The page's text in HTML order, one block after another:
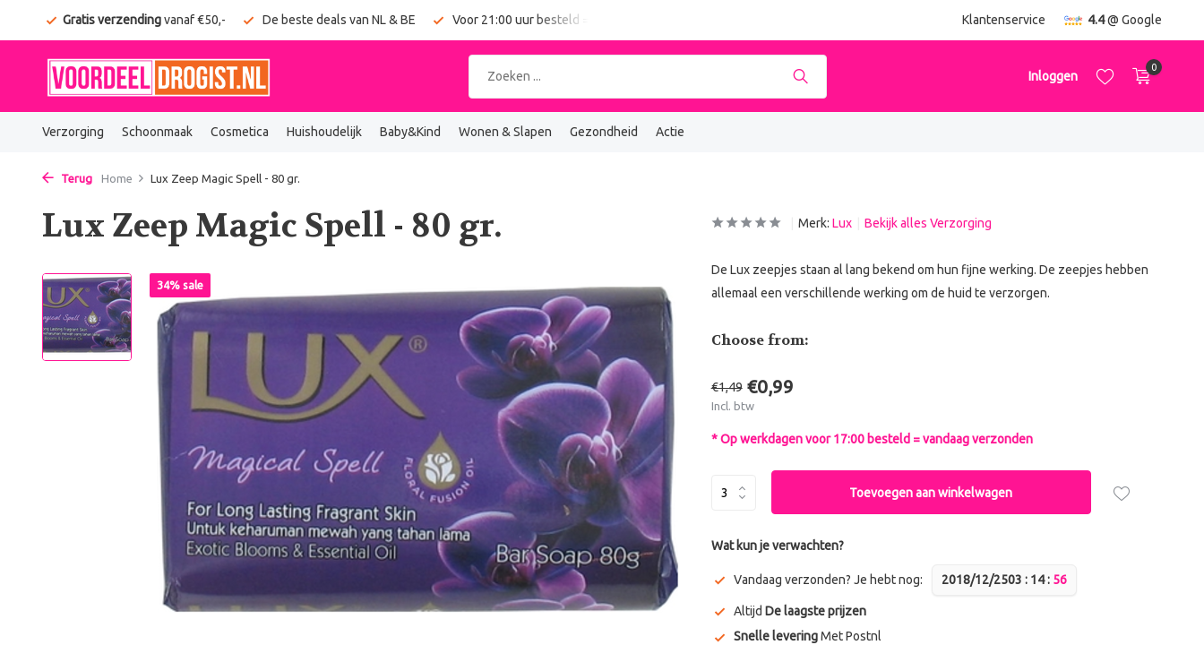
Gratis verzendingvanaf €50,- De beste deals van NL & BE Voor 21:00 uur besteld = vandaag verzonden Klantenservice 4.4@ Google
Inloggen
0
Verzorging Schoonmaak Cosmetica Huishoudelijk Baby&Kind Wonen & Slapen Gezondheid Actie
Terug Home Lux Zeep Magic Spell - 80 gr.
Lux Zeep Magic Spell - 80 gr.
34% sale
Merk: Lux Bekijk alles Verzorging
De Lux zeepjes staan al lang bekend om hun fijne werking. De zeepjes hebben
allemaal een verschillende werking om de huid te verzorgen.
Choose from:
€1,49 €0,99
Incl. btw
* Op werkdagen voor 17:00 besteld = vandaag verzonden
Toevoegen aan winkelwagen
Wat kun je verwachten?
Vandaag verzonden? Je hebt nog: 2018/12/2503 : 14: 56
Altijd De laagste prijzen
Snelle leveringMet Postnl